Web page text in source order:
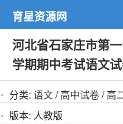
育星资源网
河北省石家庄市第
学期期中考试语文试
分类: 语文/高中试卷/高
版本: 人教版